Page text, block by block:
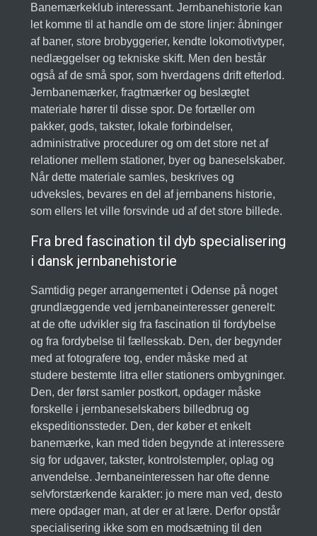
Banemærkeklub interessant. Jernbanehistorie kan
let komme til at handle om de store linjer: åbninger
af baner, store brobyggerier, kendte lokomotivtyper,
nedlæggelser og tekniske skift. Men den består
også af de små spor, som hverdagens drift efterlod.
Jernbanemærker, fragtmærker og beslægtet
materiale hører til disse spor. De fortæller om
pakker, gods, takster, lokale forbindelser,
administrative procedurer og om det store net af
relationer mellem stationer, byer og baneselskaber.
Når dette materiale samles, beskrives og
udveksles, bevares en del af jernbanens historie,
som ellers let ville forsvinde ud af det store billede.
Fra bred fascination til dyb specialisering
i dansk jernbanehistorie
Samtidig peger arrangementet i Odense på noget
grundlæggende ved jernbaneinteresser generelt:
at de ofte udvikler sig fra fascination til fordybelse
og fra fordybelse til fællesskab. Den, der begynder
med at fotografere tog, ender måske med at
studere bestemte litra eller stationers ombygninger.
Den, der først samler postkort, opdager måske
forskelle i jernbaneselskabers billedbrug og
ekspeditionssteder. Den, der køber et enkelt
banemærke, kan med tiden begynde at interessere
sig for udgaver, takster, kontrolstempler, oplag og
anvendelse. Jernbaneinteressen har ofte denne
selvforstærkende karakter: jo mere man ved, desto
mere opdager man, at der er at lære. Derfor opstår
specialisering ikke som en modsætning til den